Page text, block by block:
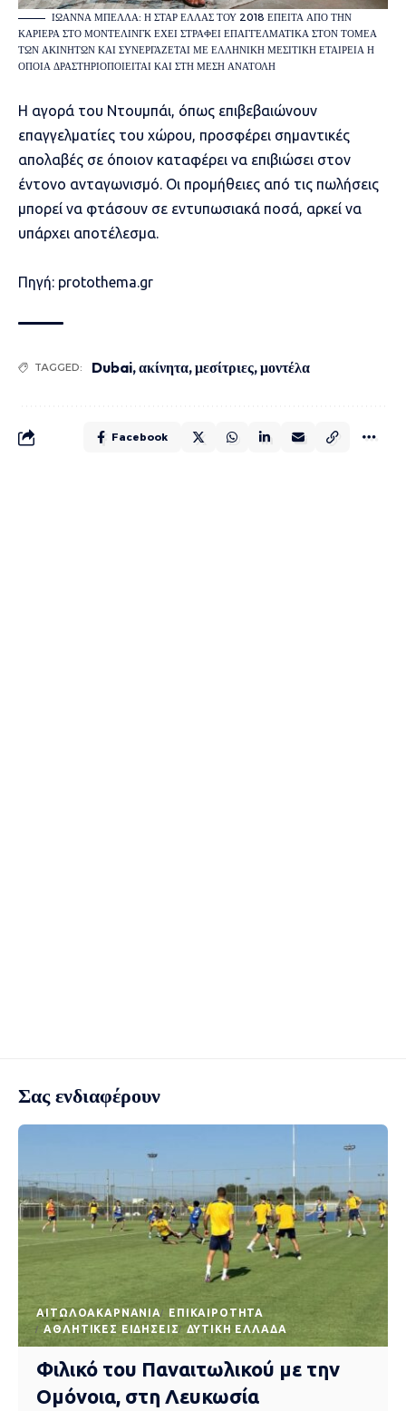
ΙΩΆΝΝΑ ΜΠΈΛΛΑ: Η ΣΤΑΡ ΕΛΛΆΣ ΤΟΥ 2018 ΈΠΕΙΤΑ ΑΠΌ ΤΗΝ
ΚΑΡΙΈΡΑ ΣΤΟ ΜΌΝΤΕΛΙΝΓΚ ΈΧΕΙ ΣΤΡΑΦΕΊ ΕΠΑΓΓΕΛΜΑΤΙΚΆ ΣΤΟΝ ΤΟΜΈΑ
ΤΩΝ ΑΚΙΝΉΤΩΝ ΚΑΙ ΣΥΝΕΡΓΆΖΕΤΑΙ ΜΕ ΕΛΛΗΝΙΚΉ ΜΕΣΙΤΙΚΉ ΕΤΑΙΡΕΊΑ Η
ΟΠΟΊΑ ΔΡΑΣΤΗΡΙΟΠΟΙΕΊΤΑΙ ΚΑΙ ΣΤΗ ΜΈΣΗ ΑΝΑΤΟΛΉ
Η αγορά του Ντουμπάι, όπως επιβεβαιώνουν
επαγγελματίες του χώρου, προσφέρει σημαντικές
απολαβές σε όποιον καταφέρει να επιβιώσει στον
έντονο ανταγωνισμό. Οι προμήθειες από τις πωλήσεις
μπορεί να φτάσουν σε εντυπωσιακά ποσά, αρκεί να
υπάρχει αποτέλεσμα.
Πηγή: protothema.gr
TAGGED: Dubai,ακίνητα,μεσίτριες,μοντέλα
Facebook
Σας ενδιαφέρουν
AΙΤΩΛΟΑΚΑΡΝΑΝΊΑ
EΠΙΚΑΙΡΌΤΗΤΑ
ΑΘΛΗΤΙΚΈΣ ΕΙΔΉΣΕΙΣ
ΔΥΤΙΚΉ ΕΛΛΆΔΑ
Φιλικό του Παναιτωλικού με την
Ομόνοια, στη Λευκωσία